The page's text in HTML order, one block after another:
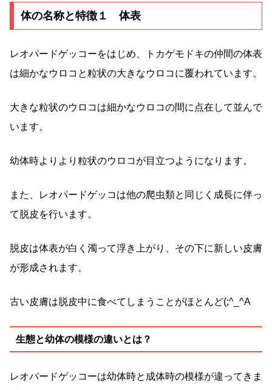
体の名称と特徴１ 体表
レオパードゲッコーをはじめ、トカゲモドキの仲間の体表
は細かなウロコと粒状の大きなウロコに覆われています。
大きな粒状のウロコは細かなウロコの間に点在して並んで
います。
幼体時よりより粒状のウロコが目立つようになります。
また、レオパードゲッコは他の爬虫類と同じく成長に伴っ
て脱皮を行います。
脱皮は体表が白く濁って浮き上がり、その下に新しい皮膚
が形成されます。
古い皮膚は脱皮中に食べてしまうことがほとんど(;^_^A
生態と幼体の模様の違いとは？
レオパードゲッコーは幼体時と成体時の模様が違ってきま